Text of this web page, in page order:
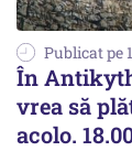
Publicat pe
În
vrea să
acolo.